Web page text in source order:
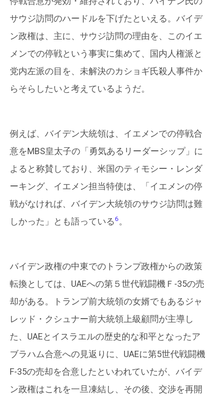
サウジ訪問のハードルを下げたといえる。バイデ
ン政権は、主に、サウジ訪問の理由を、このイエ
メンでの停戦という事実に集めて、国内人権派と
党内左派の目を、未解決のカショギ氏殺人事件か
らそらしたいと考えているようだ。
例えば、バイデン大統領は、イエメンでの停戦合
意をMBS皇太子の「勇気あるリーダーシップ」に
よると称賛しており、米国のティモシー・レンダ
ーキング、イエメン担当特使は、「イエメンの停
戦がなければ、バイデン大統領のサウジ訪問は難
しかった」とも語っている6。
バイデン政権の中東でのトランプ政権からの政策
転換としては、UAEへの第５世代戦闘機Ｆ-35の売
却がある。トランプ前大統領の女婿でもあるジャ
レッド・クシュナー前大統領上級顧問が主導し
た、UAEとイスラエルの歴史的な和平となったア
ブラハム合意への見返りに、UAEに第5世代戦闘機
F-35の売却を合意したといわれていたが、バイデ
ン政権はこれを一旦凍結し、その後、交渉を再開